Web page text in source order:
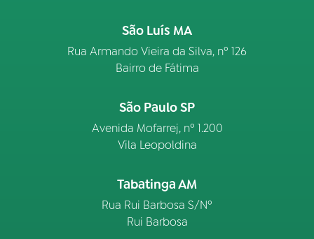
São Luís MA
Rua Armando Vieira da Silva, nº 126
Bairro de Fátima
São Paulo SP
Avenida Mofarrej, nº 1.200
Vila Leopoldina
Tabatinga AM
Rua Rui Barbosa S/Nº
Rui Barbosa